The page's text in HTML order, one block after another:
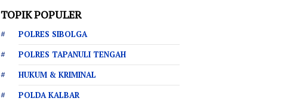
TOPIK POPULER
POLRES SIBOLGA
POLRES TAPANULI TENGAH
HUKUM & KRIMINAL
POLDA KALBAR